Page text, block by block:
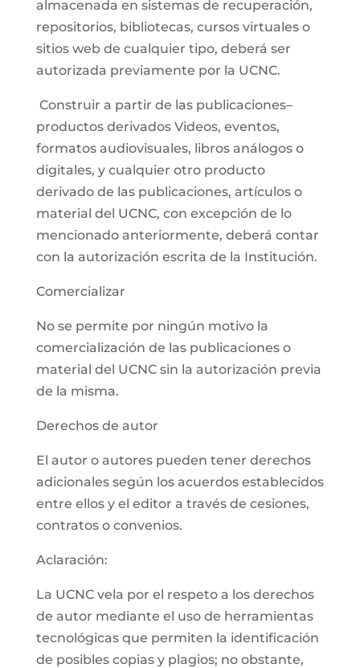
almacenada en sistemas de recuperación,
repositorios, bibliotecas, cursos virtuales o
sitios web de cualquier tipo, deberá ser
autorizada previamente por la UCNC.
Construir a partir de las publicaciones–
productos derivados Videos, eventos,
formatos audiovisuales, libros análogos o
digitales, y cualquier otro producto
derivado de las publicaciones, artículos o
material del UCNC, con excepción de lo
mencionado anteriormente, deberá contar
con la autorización escrita de la Institución.
Comercializar
No se permite por ningún motivo la
comercialización de las publicaciones o
material del UCNC sin la autorización previa
de la misma.
Derechos de autor
El autor o autores pueden tener derechos
adicionales según los acuerdos establecidos
entre ellos y el editor a través de cesiones,
contratos o convenios.
Aclaración:
La UCNC vela por el respeto a los derechos
de autor mediante el uso de herramientas
tecnológicas que permiten la identificación
de posibles copias y plagios; no obstante,